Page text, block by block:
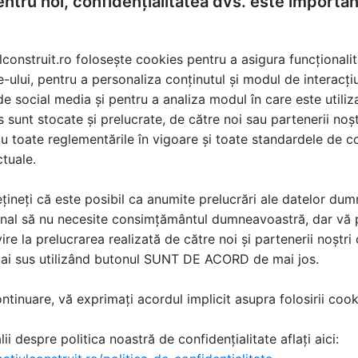
folosește cookies pentru a asigura
ului, pentru a personaliza conținutul și modul de
social media și pentru a analiza modul în care este
sunt stocate și prelucrate, de către noi sau partenerii
toate reglementările în vigoare și toate standardele de
că este posibil ca anumite prelucrări ale datelor
să nu necesite consimțământul dumneavoastră, dar vă
la prelucrarea realizată de către noi și partenerii noștri
sus utilizând butonul SUNT DE ACORD de mai jos.
vă exprimați acordul implicit asupra folosirii
despre politica noastră de confidențialitate aflați aici: